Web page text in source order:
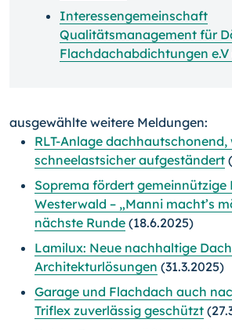
Interessengemeinschaft
Qualitätsmanagement für
Flachdachabdichtungen
ausgewählte weitere Meldungen:
RLT-Anlage dachhautschonend,
schneelastsicher aufgeständert
Soprema fördert gemeinnützige
Westerwald – „Manni macht’s
nächste Runde (18.6.2025)
Lamilux: Neue nachhaltige
Architekturlösungen (31.3.2025)
Garage und Flachdach auch
Triflex zuverlässig geschützt